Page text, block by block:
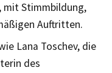
mit Stimmbildung,
Auftritten.
Lana Toschev, die
des